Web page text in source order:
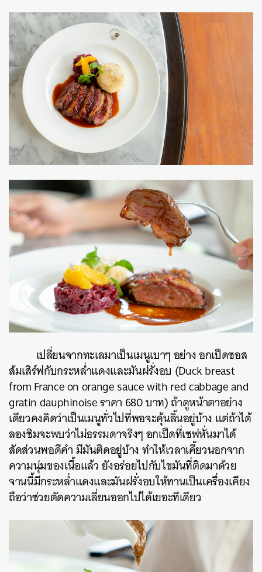
เปลี่ยนจากทะเลมาเป็นเมนูเบาๆ อย่างอกเป็ดซอส
ส้มเสิร์ฟกับกระหล่ำแดงและมันฝรั่งอบ (Duck breast
from France on orange sauce with red cabbage and
gratin dauphinoise ราคา 680 บาท) ถ้าดูหน้าตาอย่าง
เดียวคงคิดว่าเป็นเมนูทั่วไปที่พอจะคุ้นลิ้นอยู่บ้าง แต่ถ้าได้
ลองชิมจะพบว่าไม่ธรรมดาจริงๆ อกเป็ดที่เชฟหั่นมาได้
สัดส่วนพอดีคำ มีมันติดอยู่บ้าง ทำให้เวลาเคี้ยวนอกจาก
ความนุ่มของเนื้อแล้ว ยังอร่อยไปกับไขมันที่ติดมาด้วย
จานนี้มีกระหล่ำแดงและมันฝรั่งอบให้ทานเป็นเครื่องเคียง
ถือว่าช่วยตัดความเลี่ยนออกไปได้เยอะทีเดียว